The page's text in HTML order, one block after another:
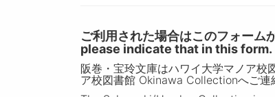
ご利用された場合はこのフォー
please indicate that in this form.
阪巻・宝玲文庫はハワイ大学マノア校
ア校図書館 Okinawa Collectionへご連